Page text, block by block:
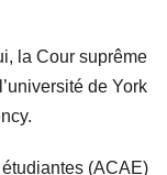
la Cour suprême
de York
(ACAE)